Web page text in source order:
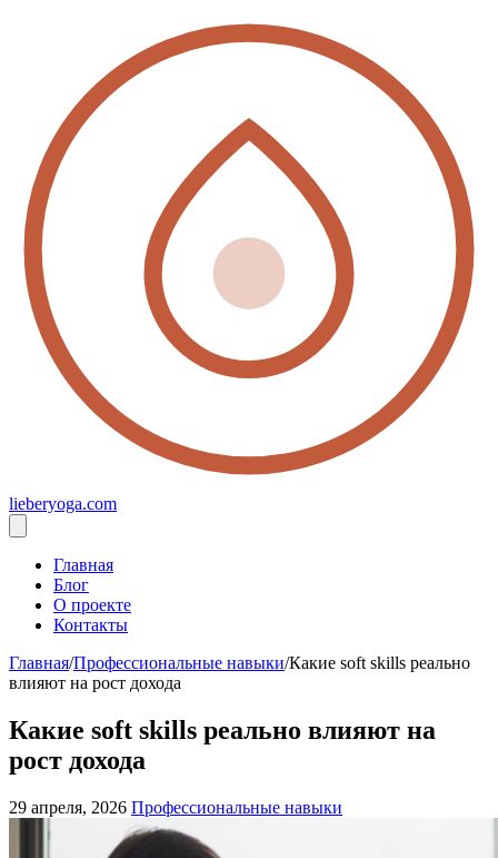
lieberyoga.com
Главная
Блог
О проекте
Контакты
Главная/Профессиональные навыки/Какие soft skills реально
влияют на рост дохода
Какие soft skills реально влияют на
рост дохода
29 апреля, 2026 Профессиональные навыки